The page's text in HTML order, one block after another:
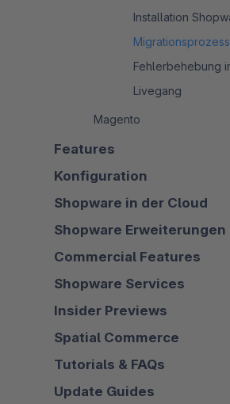
Migrationsprozess
Livegang
Magento
Features
Konfiguration
Shopware in der Cloud
Shopware Erweiterungen
Commercial Features
Shopware Services
Insider Previews
Spatial Commerce
Tutorials & FAQs
Update Guides